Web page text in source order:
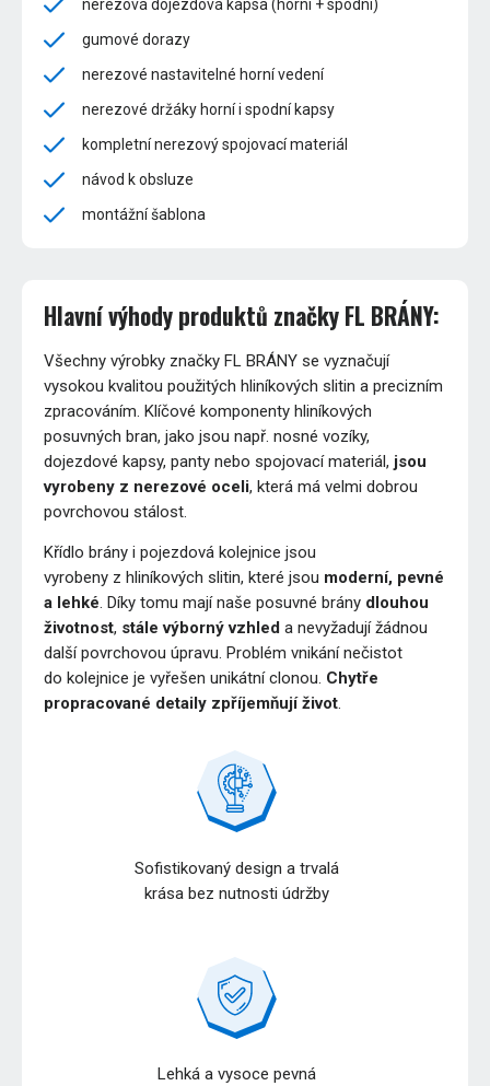
nerezová dojezdová kapsa (horní + spodní)
gumové dorazy
nerezové nastavitelné horní vedení
nerezové držáky horní i spodní kapsy
kompletní nerezový spojovací materiál
návod k obsluze
montážní šablona
Hlavní výhody produktů značky FL BRÁNY:
Všechny výrobky značky FL BRÁNY se vyznačují
vysokou kvalitou použitých hliníkových slitin a precizním
zpracováním. Klíčové komponenty hliníkových
posuvných bran, jako jsou např. nosné vozíky,
dojezdové kapsy, panty nebo spojovací materiál, jsou
vyrobeny z nerezové oceli, která má velmi dobrou
povrchovou stálost.
Křídlo brány i pojezdová kolejnice jsou
vyrobeny z hliníkových slitin, které jsou moderní, pevné
a lehké. Díky tomu mají naše posuvné brány dlouhou
životnost, stále výborný vzhled a nevyžadují žádnou
další povrchovou úpravu. Problém vnikání nečistot
do kolejnice je vyřešen unikátní clonou. Chytře
propracované detaily zpříjemňují život.
Sofistikovaný design a trvalá
krása bez nutnosti údržby
Lehká a vysoce pevná